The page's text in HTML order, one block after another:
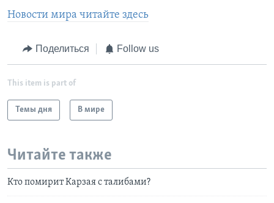
Новости мира читайте здесь
Поделиться Follow us
This item is part of
Темы дня В мире
Читайте также
Кто помирит Карзая с талибами?